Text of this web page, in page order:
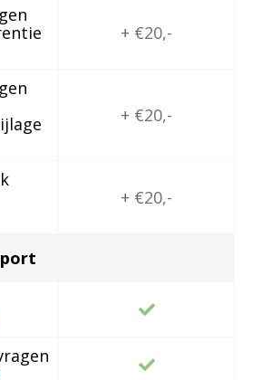
+ €20,-
+ €20,-
+ €20,-